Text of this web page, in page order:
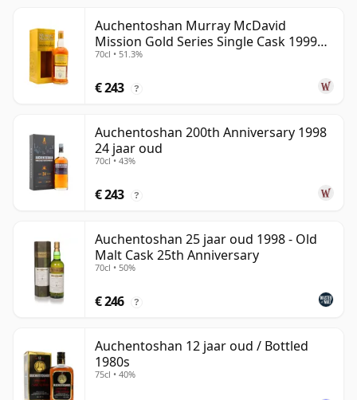
Auchentoshan Murray McDavid
Mission Gold Series Single Cask 1999
24 jaar oud
70cl • 51.3%
€ 243 ?
Auchentoshan 200th Anniversary 1998
24 jaar oud
70cl • 43%
€ 243 ?
Auchentoshan 25 jaar oud 1998 - Old
Malt Cask 25th Anniversary
70cl • 50%
€ 246 ?
Auchentoshan 12 jaar oud / Bottled
1980s
75cl • 40%